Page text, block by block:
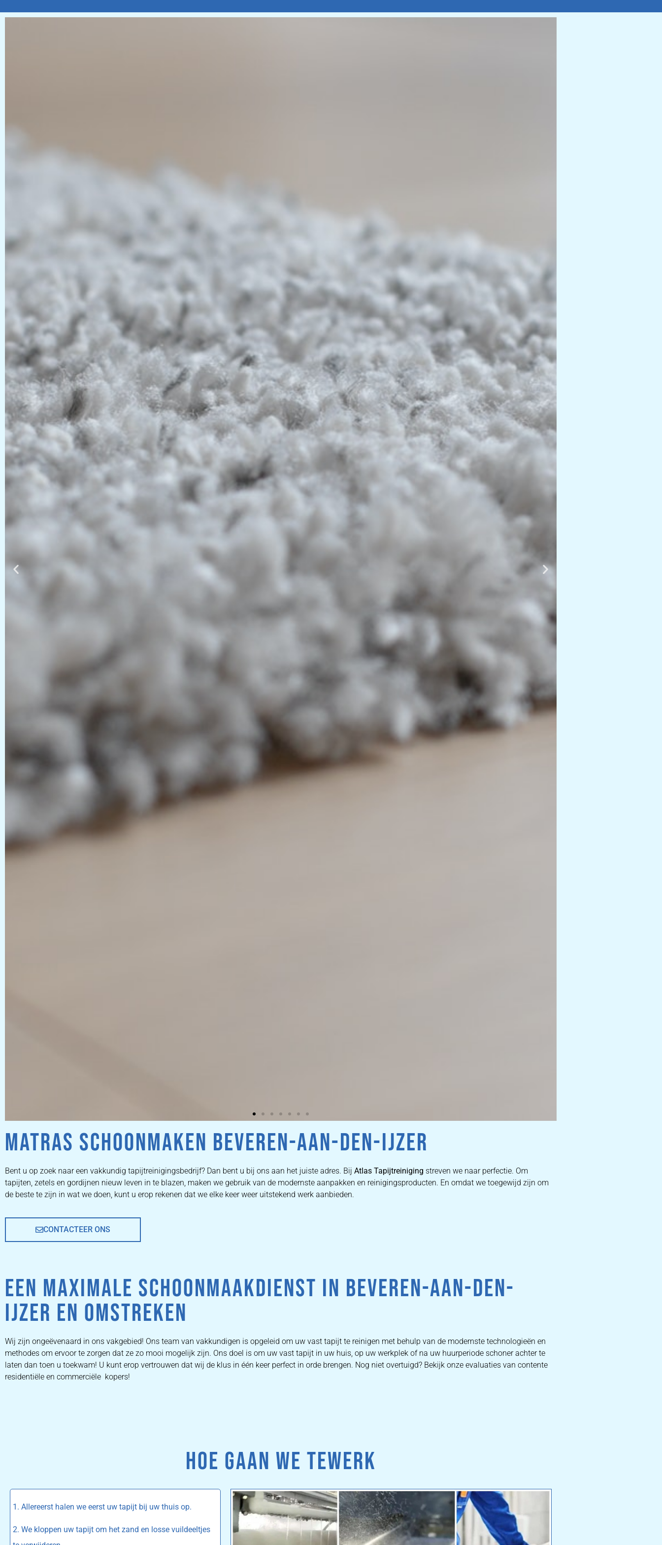
ZETEL
REINIGEN
ZETEL REINIGEN DOOR
PRIJZEN
MATRAS SCHOONMAKEN BEVEREN-AAN-DEN-IJZER
Bent u op zoek naar een vakkundig tapijtreinigingsbedrijf? Dan bent u bij ons aan het juiste adres. Bij Atlas Tapijtreiniging streven we naar perfectie. Om
tapijten, zetels en gordijnen nieuw leven in te blazen, maken we gebruik van de modernste aanpakken en reinigingsproducten. En omdat we toegewijd zijn om
de beste te zijn in wat we doen, kunt u erop rekenen dat we elke keer weer uitstekend werk aanbieden.
CONTACTEER ONS
EEN MAXIMALE SCHOONMAAKDIENST IN BEVEREN-AAN-DEN-
IJZER EN OMSTREKEN
Wij zijn ongeëvenaard in ons vakgebied! Ons team van vakkundigen is opgeleid om uw vast tapijt te reinigen met behulp van de modernste technologieën en
methodes om ervoor te zorgen dat ze zo mooi mogelijk zijn. Ons doel is om uw vast tapijt in uw huis, op uw werkplek of na uw huurperiode schoner achter te
laten dan toen u toekwam! U kunt erop vertrouwen dat wij de klus in één keer perfect in orde brengen. Nog niet overtuigd? Bekijk onze evaluaties van contente
residentiële en commerciële kopers!
HOE GAAN WE TEWERK
1. Allereerst halen we eerst uw tapijt bij uw thuis op.
2. We kloppen uw tapijt om het zand en losse vuildeeltjes